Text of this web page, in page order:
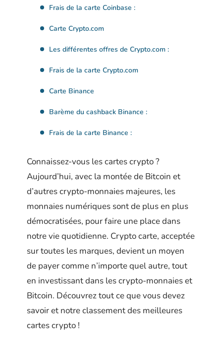
Frais de la carte Coinbase :
Carte Crypto.com
Les différentes offres de Crypto.com :
Frais de la carte Crypto.com
Carte Binance
Barème du cashback Binance :
Frais de la carte Binance :
Connaissez-vous les cartes crypto ?
Aujourd’hui, avec la montée de Bitcoin et
d’autres crypto-monnaies majeures, les
monnaies numériques sont de plus en plus
démocratisées, pour faire une place dans
notre vie quotidienne. Crypto carte, acceptée
sur toutes les marques, devient un moyen
de payer comme n’importe quel autre, tout
en investissant dans les crypto-monnaies et
Bitcoin. Découvrez tout ce que vous devez
savoir et notre classement des meilleures
cartes crypto !